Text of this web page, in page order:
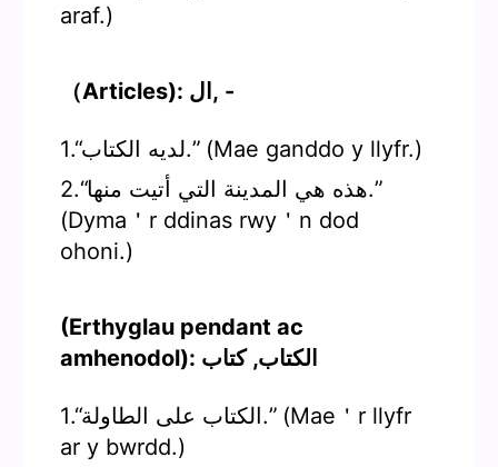
araf.)
（Articles): ال, -
1.“لديه الكتاب.” (Mae ganddo y llyfr.)
2.“هذه هي المدينة التي أتيت منها.”
(Dyma＇r ddinas rwy＇n dod
ohoni.)
(Erthyglau pendant ac
amhenodol): الكتاب, كتاب
1.“الكتاب على الطاولة.” (Mae＇r llyfr
ar y bwrdd.)